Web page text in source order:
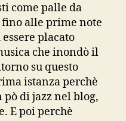
come palle da
alle prime note
placato
che inondò il
su questo
istanza perchè
di jazz nel blog,
E poi perchè